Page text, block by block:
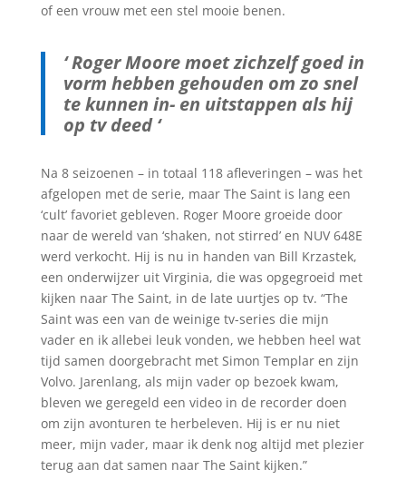
of een vrouw met een stel mooie benen.
‘ Roger Moore moet zichzelf goed in
vorm hebben gehouden om zo snel
te kunnen in- en uitstappen als hij
op tv deed ‘
Na 8 seizoenen – in totaal 118 afleveringen – was het
afgelopen met de serie, maar The Saint is lang een
‘cult’ favoriet gebleven. Roger Moore groeide door
naar de wereld van ‘shaken, not stirred’ en NUV 648E
werd verkocht. Hij is nu in handen van Bill Krzastek,
een onderwijzer uit Virginia, die was opgegroeid met
kijken naar The Saint, in de late uurtjes op tv. “The
Saint was een van de weinige tv-series die mijn
vader en ik allebei leuk vonden, we hebben heel wat
tijd samen doorgebracht met Simon Templar en zijn
Volvo. Jarenlang, als mijn vader op bezoek kwam,
bleven we geregeld een video in de recorder doen
om zijn avonturen te herbeleven. Hij is er nu niet
meer, mijn vader, maar ik denk nog altijd met plezier
terug aan dat samen naar The Saint kijken.”